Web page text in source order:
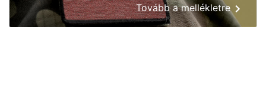
Tovább a mellékletre